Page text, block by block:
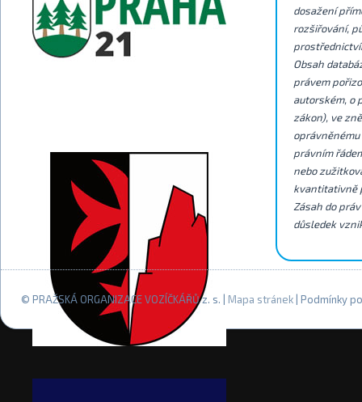
dosažení
rozšiřování,
Obsah
právem
autorském, o
zákon), ve
právním
nebo
kvantitativně
Zásah do
důsledek
© PRAŽSKÁ ORGANIZACE VOZÍČKÁŘŮ z. s. | Mapa stránek | Podmínky